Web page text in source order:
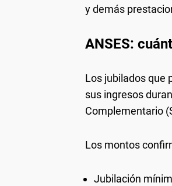
y demás
ANSES:
Los jubilados que
sus ingresos
Complementario
Los montos
Jubilación